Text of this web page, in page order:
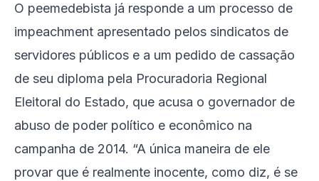
O peemedebista já responde a um processo de
impeachment apresentado pelos sindicatos de
servidores públicos e a um pedido de cassação
de seu diploma pela Procuradoria Regional
Eleitoral do Estado, que acusa o governador de
abuso de poder político e econômico na
campanha de 2014. “A única maneira de ele
provar que é realmente inocente, como diz, é se